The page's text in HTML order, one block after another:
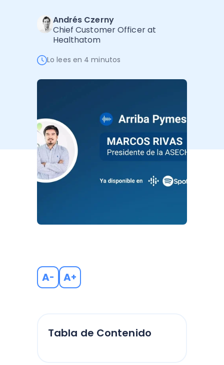
Administración Empresarial
Software Factura y Administración
Andrés Czerny
Chief Customer Officer at
Healthatom
Lo lees en 4 minutos
A- A+
Tabla de Contenido